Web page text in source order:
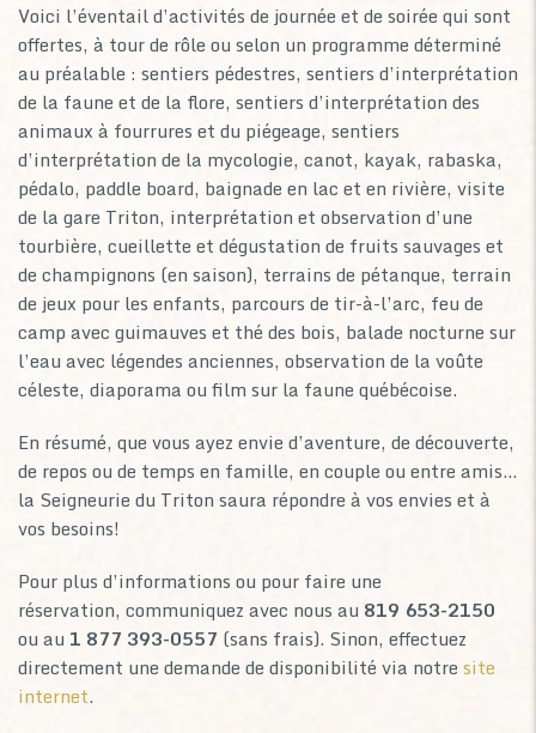
Voici l’éventail d’activités de journée et de soirée qui sont
offertes, à tour de rôle ou selon un programme déterminé
au préalable : sentiers pédestres, sentiers d’interprétation
de la faune et de la flore, sentiers d’interprétation des
animaux à fourrures et du piégeage, sentiers
d’interprétation de la mycologie, canot, kayak, rabaska,
pédalo, paddle board, baignade en lac et en rivière, visite
de la gare Triton, interprétation et observation d’une
tourbière, cueillette et dégustation de fruits sauvages et
de champignons (en saison), terrains de pétanque, terrain
de jeux pour les enfants, parcours de tir-à-l’arc, feu de
camp avec guimauves et thé des bois, balade nocturne sur
l’eau avec légendes anciennes, observation de la voûte
céleste, diaporama ou film sur la faune québécoise.
En résumé, que vous ayez envie d’aventure, de découverte,
de repos ou de temps en famille, en couple ou entre amis…
la Seigneurie du Triton saura répondre à vos envies et à
vos besoins!
Pour plus d’informations ou pour faire une
réservation, communiquez avec nous au 819 653-2150
ou au 1 877 393-0557 (sans frais). Sinon, effectuez
directement une demande de disponibilité via notre site
internet.